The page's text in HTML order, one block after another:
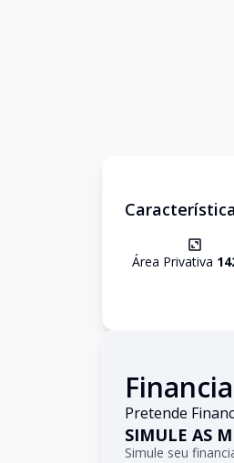
Área Privativa
Pretende
SIMULE AS
Simule seu